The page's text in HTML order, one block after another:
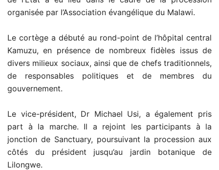
organisée par l’Association évangélique du Malawi.
Le cortège a débuté au rond-point de l’hôpital central
Kamuzu, en présence de nombreux fidèles issus de
divers milieux sociaux, ainsi que de chefs traditionnels,
de responsables politiques et de membres du
gouvernement.
Le vice-président, Dr Michael Usi, a également pris
part à la marche. Il a rejoint les participants à la
jonction de Sanctuary, poursuivant la procession aux
côtés du président jusqu’au jardin botanique de
Lilongwe.